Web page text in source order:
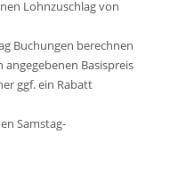
Lohnzuschlag von
Buchungen berechnen
angegebenen Basispreis
ggf. ein Rabatt
Samstag-